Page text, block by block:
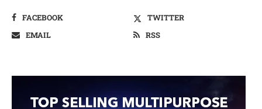
FACEBOOK
TWITTER
EMAIL
RSS